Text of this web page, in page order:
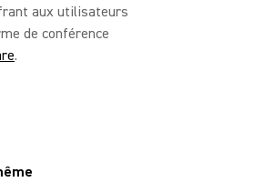
aux utilisateurs
de conférence
.